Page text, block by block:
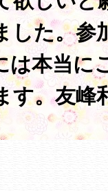
した。参
は本当に
す。友峰